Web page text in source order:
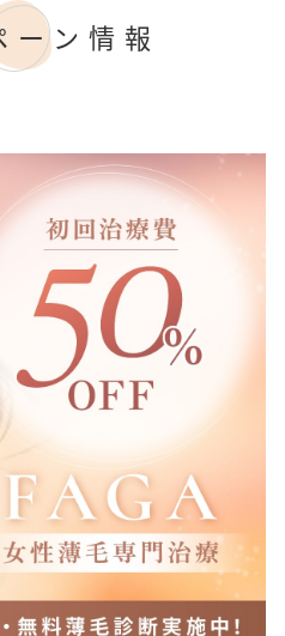
ーン情報